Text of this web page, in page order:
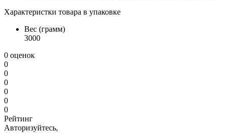
Характеристки товара в упаковке
Вес (грамм)
3000
0 оценок
0
0
0
0
0
0
Рейтинг
Авторизуйтесь,